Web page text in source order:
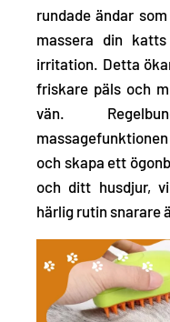
rundade ändar
massera din
irritation . Detta
friskare päls och
vän.
och skapa ett
och ditt husdjur,
härlig rutin snarare